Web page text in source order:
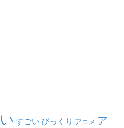
すごい びっくり アニメ ア